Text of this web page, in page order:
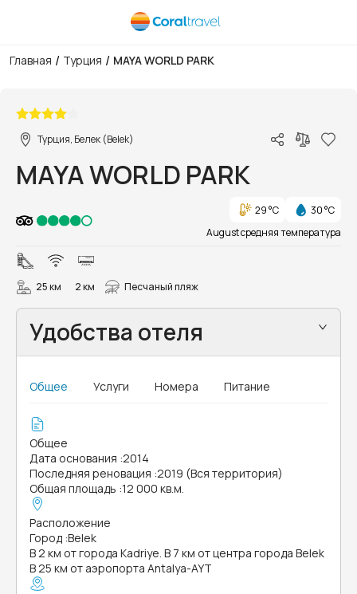
Главная / Турция / MAYA WORLD PARK
Турция, Белек (Belek)
MAYA WORLD PARK
29 °C
30 °C
August средняя температура
25 км 2 км Песчаный пляж
Удобства отеля
Общее Услуги Номера Питание
Общее
Дата основания :2014
Последняя реновация :2019 (Вся территория)
Общая площадь :12 000 кв.м.
Расположение
Город :Belek
В 2 км от города Kadriye. В 7 км от центра города Belek
В 25 км от аэропорта Antalya-AYT